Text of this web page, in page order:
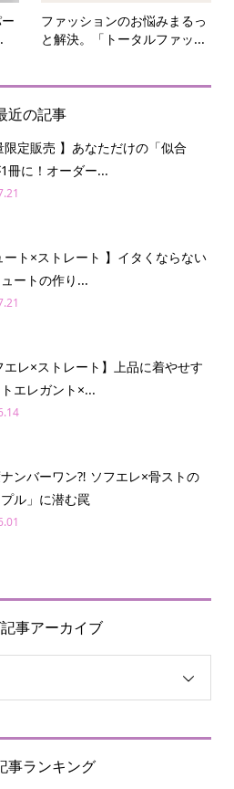
ファッションのお悩みまるっ
と解決。「トータルファッ...
近の記事
限定販売 】あなただけの「似合
冊に！オーダー...
ート×ストレート 】イタくならない
ートの作り...
エレ×ストレート】上品に着やせす
エレガント×...
ンバーワン⁈ ソフエレ×骨ストの
プル」に潜む罠
事アーカイブ
事ランキング